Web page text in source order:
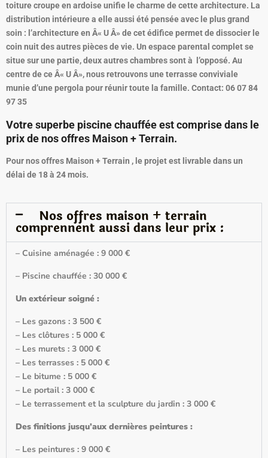
toiture croupe en ardoise unifie le charme de cette architecture. La
distribution intérieure a elle aussi été pensée avec le plus grand
soin : l’architecture en Â« U Â» de cet édifice permet de dissocier le
coin nuit des autres pièces de vie. Un espace parental complet se
situe sur une partie, deux autres chambres sont à l’opposé. Au
centre de ce Â« U Â», nous retrouvons une terrasse conviviale
munie d’une pergola pour réunir toute la famille. Contact: 06 07 84
97 35
Votre superbe piscine chauffée est comprise dans le
prix de nos offres Maison + Terrain.
Pour nos offres Maison + Terrain , le projet est livrable dans un
délai de 18 à 24 mois.
Nos offres maison + terrain
comprennent aussi dans leur prix :
– Cuisine aménagée : 9 000 €
– Piscine chauffée : 30 000 €
Un extérieur soigné :
– Les gazons : 3 500 €
– Les clôtures : 5 000 €
– Les murets : 3 000 €
– Les terrasses : 5 000 €
– Le bitume : 5 000 €
– Le portail : 3 000 €
– Le terrassement et la sculpture du jardin : 3 000 €
Des finitions jusqu’aux dernières peintures :
– Les peintures : 9 000 €